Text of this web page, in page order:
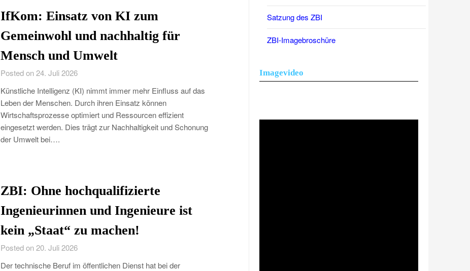
IfKom: Einsatz von KI zum
Gemeinwohl und nachhaltig für
Mensch und Umwelt
Posted on 24. Juli 2026
Künstliche Intelligenz (KI) nimmt immer mehr Einfluss auf das
Leben der Menschen. Durch ihren Einsatz können
Wirtschaftsprozesse optimiert und Ressourcen effizient
eingesetzt werden. Dies trägt zur Nachhaltigkeit und Schonung
der Umwelt bei….
ZBI: Ohne hochqualifizierte
Ingenieurinnen und Ingenieure ist
kein „Staat“ zu machen!
Posted on 20. Juli 2026
Der technische Beruf im öffentlichen Dienst hat bei der
Satzung des ZBI
ZBI-Imagebroschüre
Imagevideo